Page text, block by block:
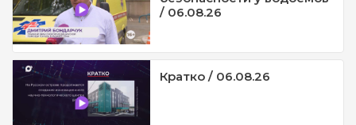
/ 06.08.26
Кратко / 06.08.26